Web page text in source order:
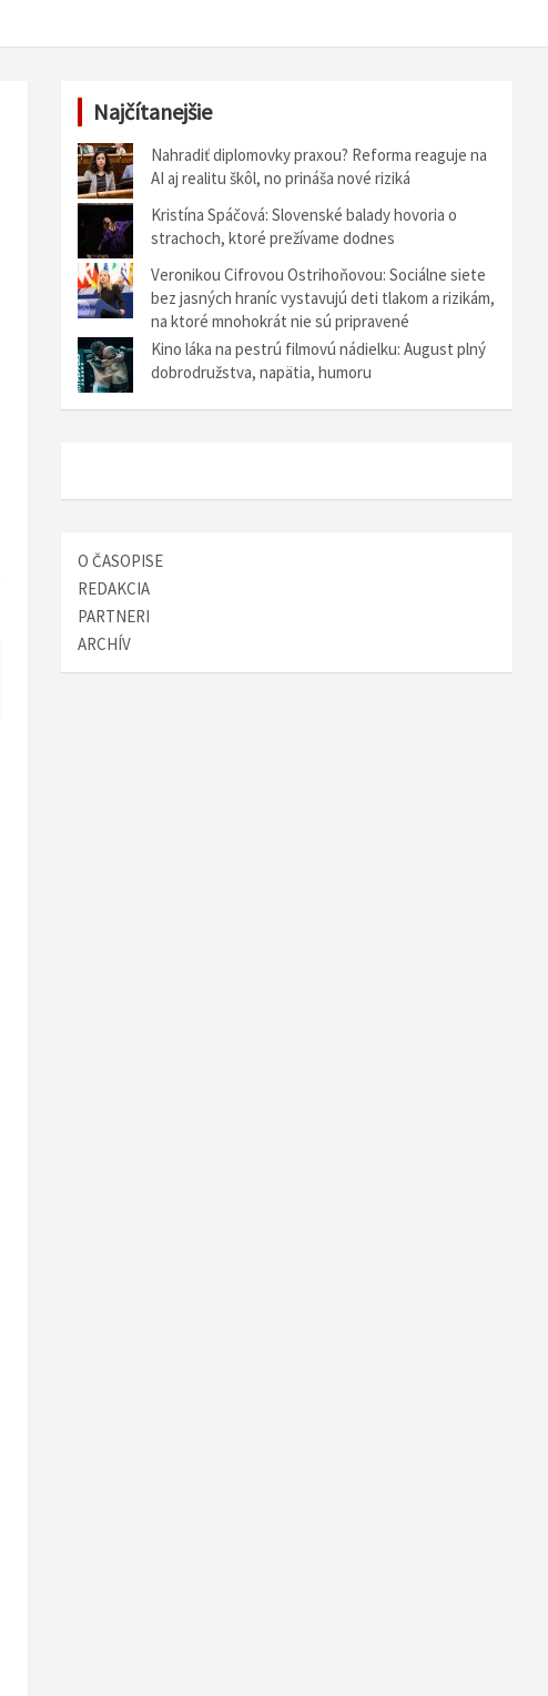
Najčítanejšie
Nahradiť diplomovky praxou? Reforma reaguje na
AI aj realitu škôl, no prináša nové riziká
Kristína Spáčová: Slovenské balady hovoria o
strachoch, ktoré prežívame dodnes
Veronikou Cifrovou Ostrihoňovou: Sociálne siete
bez jasných hraníc vystavujú deti tlakom a rizikám,
na ktoré mnohokrát nie sú pripravené
Kino láka na pestrú filmovú nádielku: August plný
dobrodružstva, napätia, humoru
O ČASOPISE
REDAKCIA
PARTNERI
ARCHÍV